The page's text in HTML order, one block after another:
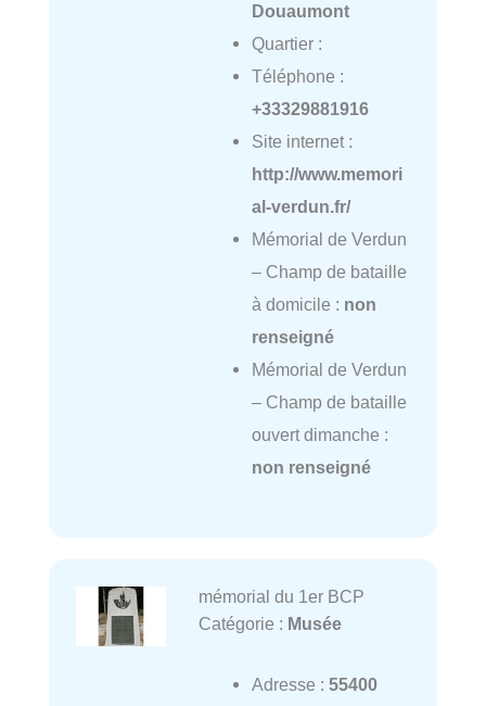
Douaumont
Quartier :
Téléphone :
+33329881916
Site internet :
http://www.memori
al-verdun.fr/
Mémorial de Verdun
– Champ de bataille
à domicile : non
renseigné
Mémorial de Verdun
– Champ de bataille
ouvert dimanche :
non renseigné
mémorial du 1er BCP
Catégorie : Musée
Adresse : 55400